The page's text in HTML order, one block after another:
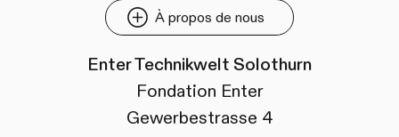
À propos de nous
Enter Technikwelt Solothurn
Fondation Enter
Gewerbestrasse 4